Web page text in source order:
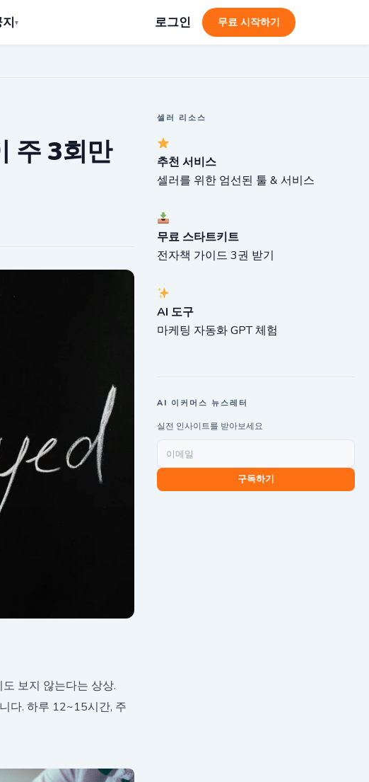
로그인 무료 시작하기
주 3회만
보지 않는다는 상상.
다. 하루 12~15시간, 주
셀러 리소스
추천 서비스
셀러를 위한 엄선된 툴 & 서비스
무료 스타트키트
전자책 가이드 3권 받기
AI 도구
마케팅 자동화 GPT 체험
AI 이커머스 뉴스레터
실전 인사이트를 받아보세요
구독하기